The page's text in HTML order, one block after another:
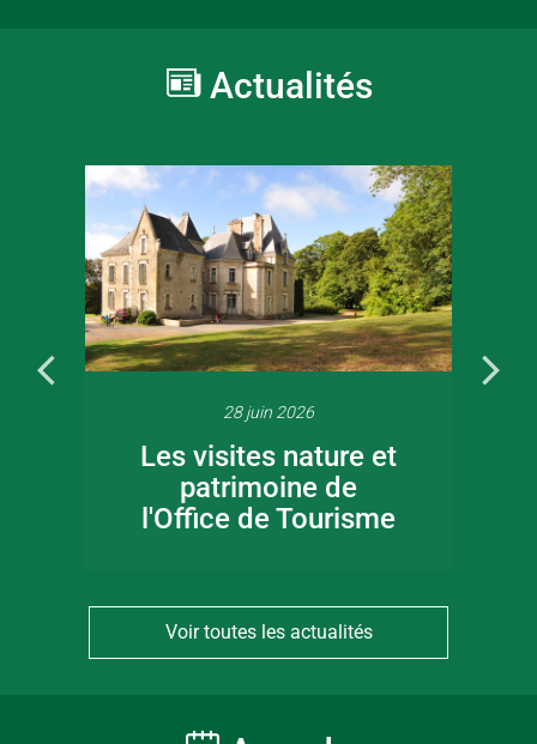
Actualités
28 juin 2026
Les visites nature et
patrimoine de
l'Office de Tourisme
Voir toutes les actualités